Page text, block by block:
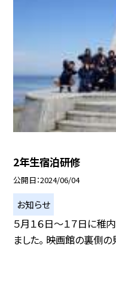
2年生宿泊研修
公開日 2024/06/04
お知らせ
５月１６日〜１７日に
ました。 映画館の裏側の